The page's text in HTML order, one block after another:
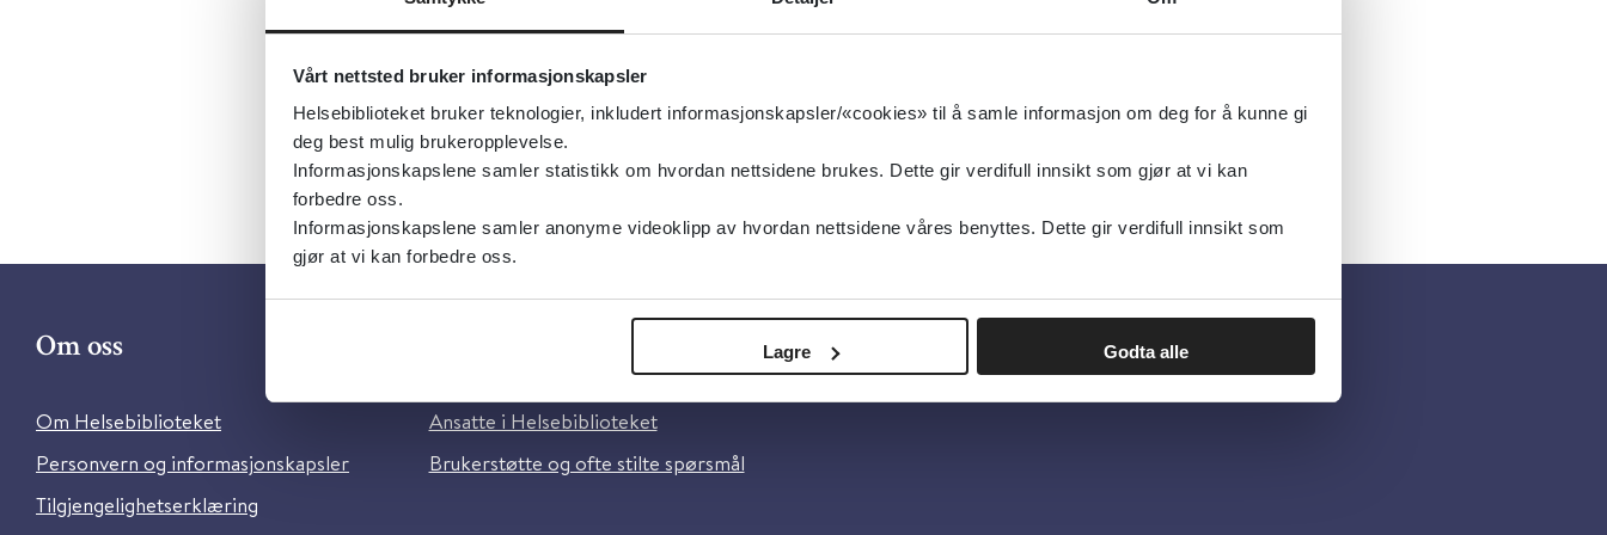
Vårt nettsted bruker informasjonskapsler
Helsebiblioteket bruker teknologier, inkludert informasjonskapsler/«cookies» til å samle informasjon om deg for å kunne gi
deg best mulig brukeropplevelse.
Informasjonskapslene samler statistikk om hvordan nettsidene brukes. Dette gir verdifull innsikt som gjør at vi kan
forbedre oss.
Informasjonskapslene samler anonyme videoklipp av hvordan nettsidene våres benyttes. Dette gir verdifull innsikt som
gjør at vi kan forbedre oss.
Lagre Godta alle
sykepleiere som møter pasienter med alvorlig sykdom eller alvorlig
skrøpelighet i kommunale tjenester.
Om oss
Om Helsebiblioteket
Personvern og informasjonskapsler
Tilgjengelighetserklæring
Ansatte i Helsebiblioteket
Brukerstøtte og ofte stilte spørsmål